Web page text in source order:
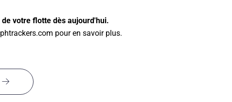
votre flotte dès aujourd'hui.
pour en savoir plus.